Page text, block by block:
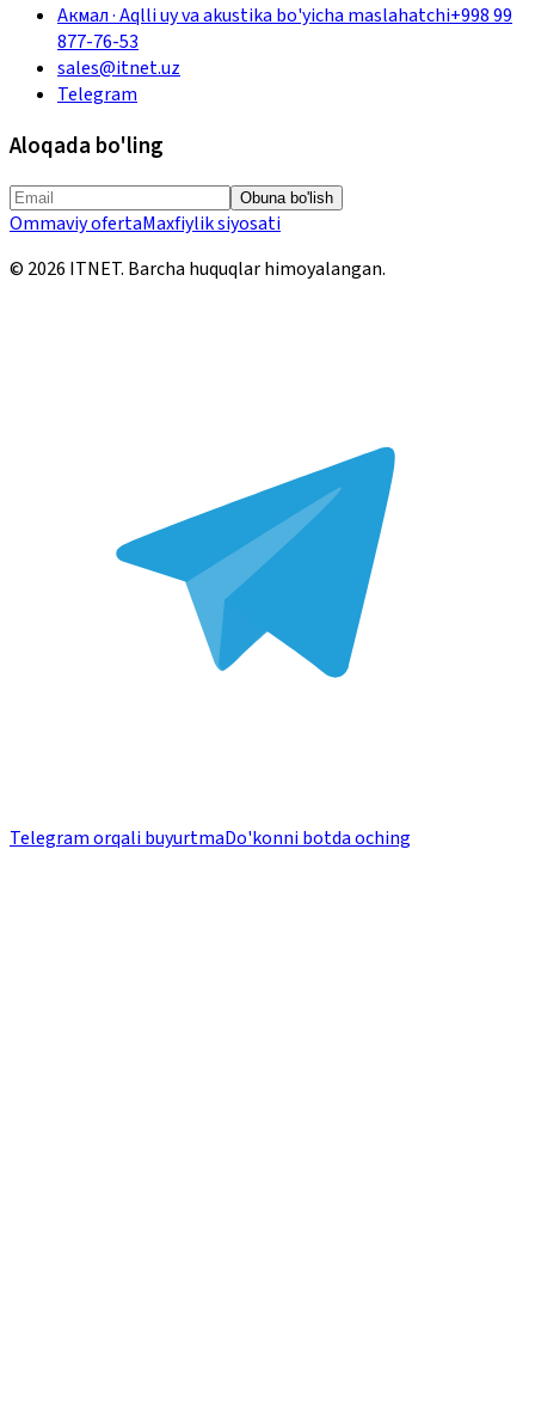
Акмал·Aqlli uy va akustika bo'yicha maslahatchi+998 99
877-76-53
sales@itnet.uz
Telegram
Aloqada bo'ling
Obuna bo'lish
Ommaviy ofertaMaxfiylik siyosati
© 2026 ITNET. Barcha huquqlar himoyalangan.
Telegram orqali buyurtmaDo'konni botda oching